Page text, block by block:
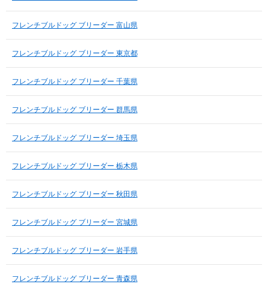
フレンチブルドッグ ブリーダー 富山県
フレンチブルドッグ ブリーダー 東京都
フレンチブルドッグ ブリーダー 千葉県
フレンチブルドッグ ブリーダー 群馬県
フレンチブルドッグ ブリーダー 埼玉県
フレンチブルドッグ ブリーダー 栃木県
フレンチブルドッグ ブリーダー 秋田県
フレンチブルドッグ ブリーダー 宮城県
フレンチブルドッグ ブリーダー 岩手県
フレンチブルドッグ ブリーダー 青森県